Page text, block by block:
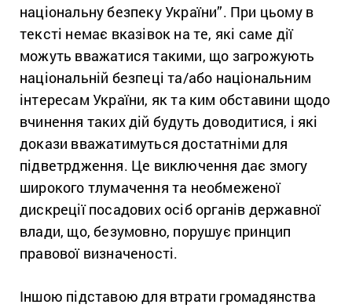
національну безпеку України”. При цьому в
тексті немає вказівок на те, які саме дії
можуть вважатися такими, що загрожують
національній безпеці та/або національним
інтересам України, як та ким обставини щодо
вчинення таких дій будуть доводитися, і які
докази вважатимуться достатніми для
підветрдження. Це виключення дає змогу
широкого тлумачення та необмеженої
дискреції посадових осіб органів державної
влади, що, безумовно, порушує принцип
правової визначеності.
Іншою підставою для втрати громадянства